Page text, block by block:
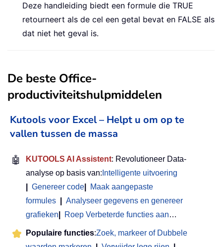
Deze handleiding biedt een formule die TRUE
retourneert als de cel een getal bevat en FALSE als
dat niet het geval is.
De beste Office-
productiviteitshulpmiddelen
Kutools voor Excel – Helpt u om op te
vallen tussen de massa
🤖 KUTOOLS AI Assistent: Revolutioneer Data-
analyse op basis van: Intelligente uitvoering
Genereer code
Maak aangepaste
formules
Analyseer gegevens en genereer
grafieken
Roep Verbeterde functies aan…
Populaire functies:Zoek, markeer of Dubbele